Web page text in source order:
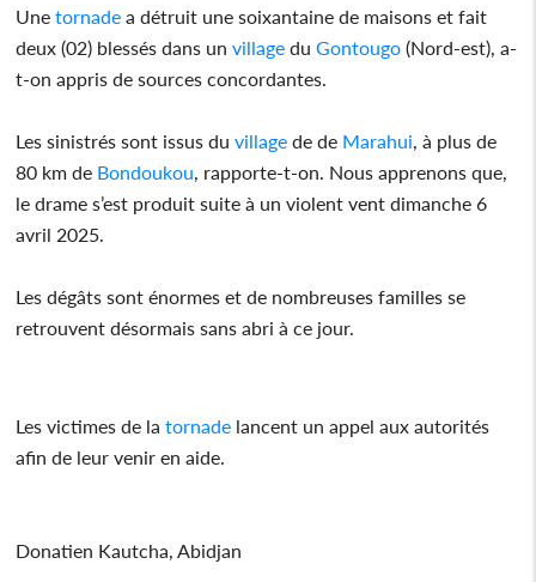
Unetornade a détruit une soixantaine de maisons et fait
deux (02) blessés dans unvillage duGontougo (Nord-est), a-
t-on appris de sources concordantes.
Les sinistrés sont issus duvillage de de Marahui , à plus de
80 km de Bondoukou , rapporte-t-on. Nous apprenons que,
le drame s’est produit suite à un violent vent dimanche 6
avril 2025.
Les dégâts sont énormes et de nombreuses familles se
retrouvent désormais sans abri à ce jour.
Les victimes de latornade lancent un appel aux autorités
afin de leur venir en aide.
Donatien Kautcha, Abidjan